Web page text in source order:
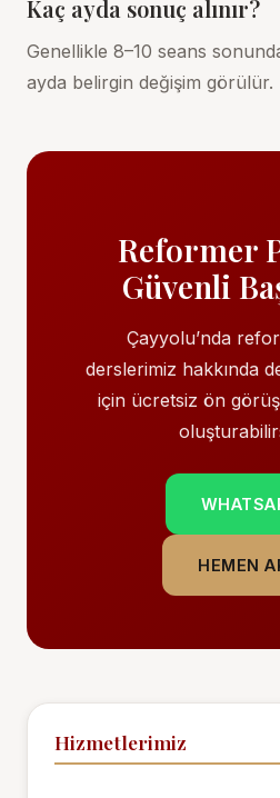
Kaç ayda sonuç alınır?
Genellikle 8–10 seans
ayda belirgin değişim görülür.
Reformer
Güvenli
Çayyolu’nda
derslerimiz hakkında
için ücretsiz ön
HEMEN
Hizmetlerimiz